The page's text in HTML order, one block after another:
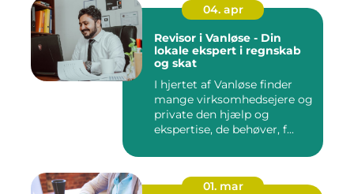
04. apr
Revisor i Vanløse - Din
lokale ekspert i regnskab
og skat
I hjertet af Vanløse finder
mange virksomhedsejere og
private den hjælp og
ekspertise, de behøver, f...
01. mar